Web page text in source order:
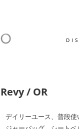
Revy / OR
デイリーユース、普段